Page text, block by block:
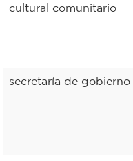
cultural comunitario
secretaría de gobierno